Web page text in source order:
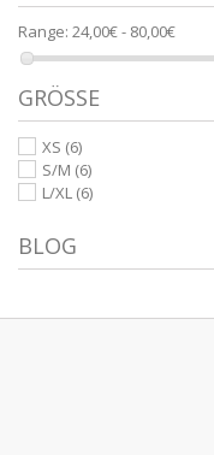
Range: 24,00€ - 80,00€
GRÖSSE
XS (6)
S/M (6)
L/XL (6)
BLOG